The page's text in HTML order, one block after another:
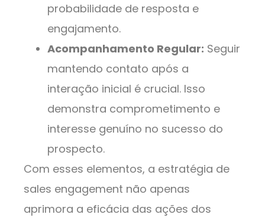
probabilidade de resposta e
engajamento.
Acompanhamento Regular: Seguir
mantendo contato após a
interação inicial é crucial. Isso
demonstra comprometimento e
interesse genuíno no sucesso do
prospecto.
Com esses elementos, a estratégia de
sales engagement não apenas
aprimora a eficácia das ações dos